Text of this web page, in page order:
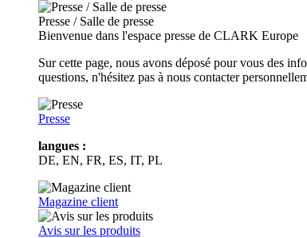
Presse / Salle de presse
Bienvenue dans l'espace presse de CLARK Europe
Sur cette page, nous avons déposé pour vous des
questions, n'hésitez pas à nous contacter
Presse
langues :
DE, EN, FR, ES, IT, PL
Magazine client
Avis sur les produits